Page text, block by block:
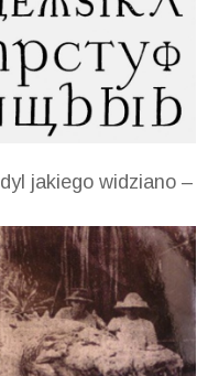
jakiego widziano –